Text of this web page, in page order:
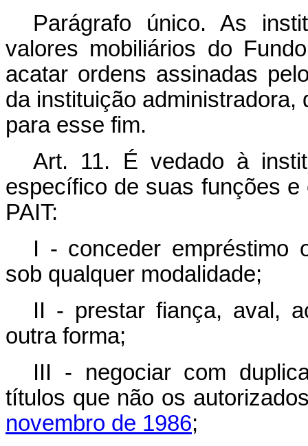
Parágrafo único. As
valores mobiliários do
acatar ordens assinadas
da instituição
para esse fim.
Art. 11. É vedado à
específico de suas funções
PAIT:
I - conceder empréstimo
sob qualquer modalidade;
II - prestar fiança, aval,
outra forma;
III - negociar com
títulos que não os
novembro de 1986;